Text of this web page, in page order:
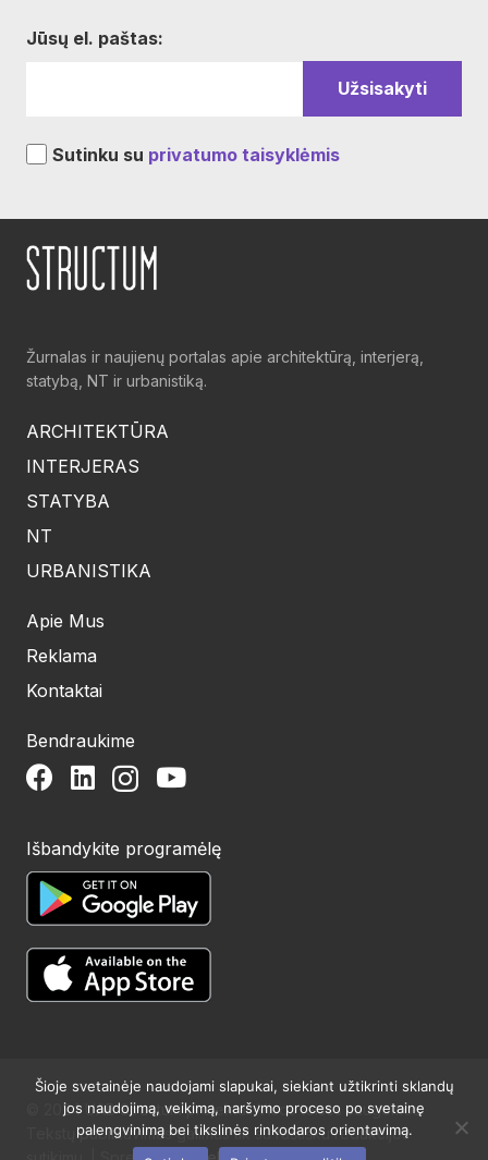
Jūsų el. paštas:
Sutinku su privatumo taisyklėmis
Žurnalas ir naujienų portalas apie architektūrą, interjerą,
statybą, NT ir urbanistiką.
ARCHITEKTŪRA
INTERJERAS
STATYBA
NT
URBANISTIKA
Apie Mus
Reklama
Kontaktai
Bendraukime
Išbandykite programėlę
© 2024 UAB Structum projektai. Visos teisės saugomos.
Tekstų publikavimas galimas tik su raštišku redakcijos
Šioje svetainėje naudojami slapukai, siekiant užtikrinti sklandų
jos naudojimą, veikimą, naršymo proceso po svetainę
palengvinimą bei tikslinės rinkodaros orientavimą.